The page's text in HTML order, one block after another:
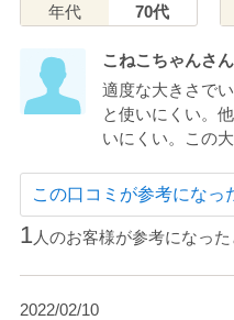
年代 70代
こねこちゃんさん
適度な大きさで
と使いにくい。
いにくい。この
この口コミが参考になっ
1 人のお客様が参考になっ
2022/02/10